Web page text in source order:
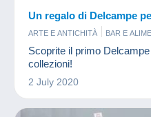
Un regalo di Delcampe
ARTE E ANTICHITÀ
BAR E
CARTA DA COLLEZIONE
FOTOGRAFIA
MINERALI E FOSSILI
PUBBLICITARI
Scoprite il primo
collezioni!
2 July 2020